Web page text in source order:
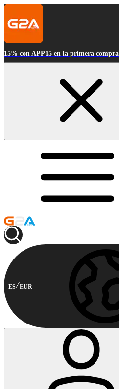
15% con APP15 en la primera compra
ES EUR